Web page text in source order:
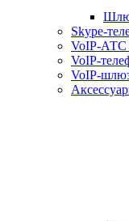
Skype-
VoIP-АТС
VoIP-
VoIP-